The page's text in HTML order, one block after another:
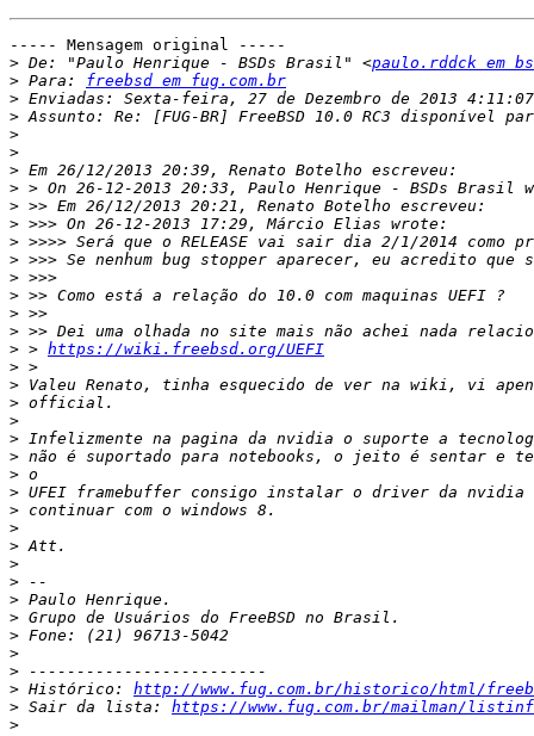
----- Mensagem original -----
> De: "Paulo Henrique - BSDs Brasil" <paulo.rddck em
> Para: freebsd em fug.com.br
>
>
>
>
>
>
>
>
>
>
>
>
>
>
> > https://wiki.freebsd.org/UEFI
>
>
>
>
>
>
>
>
>
>
>
>
>
>
>
>
>
>
> Histórico: http://www.fug.com.br/historico/html/
> Sair da lista: https://www.fug.com.br/mailman/
>